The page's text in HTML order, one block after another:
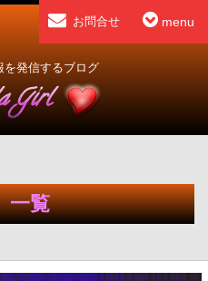
menu
お問合せ
を発信するブログ
一覧